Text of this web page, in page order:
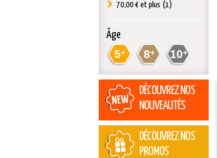
70,00 € et plus (1)
Âge
5+ 8+ 10+
DÉCOUVREZ NOS
NOUVEAUTÉS
DÉCOUVREZ NOS
PROMOS